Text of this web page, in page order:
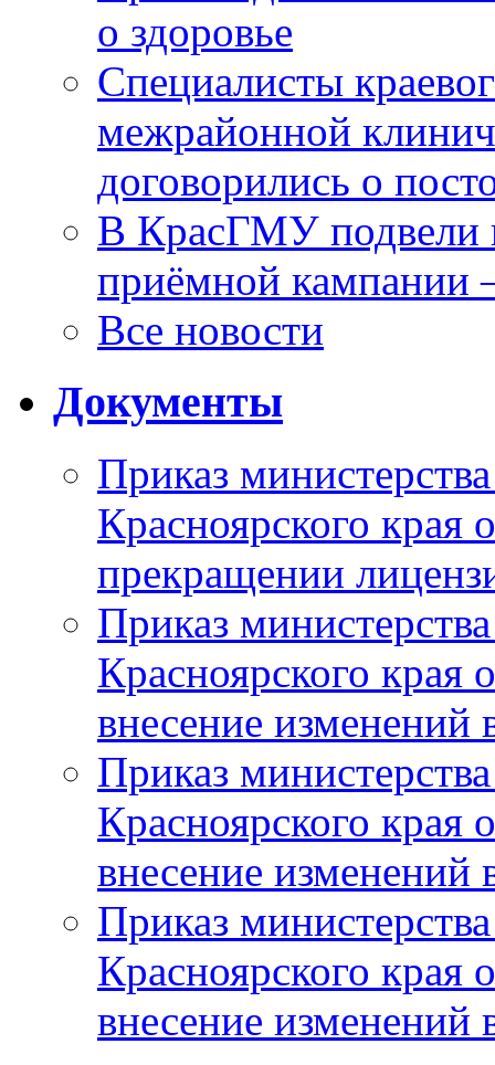
о здоровье
Специалисты
межрайонной
договорились о
В КрасГМУ подвели
приёмной кампании
Все новости
Документы
Приказ
Красноярского
прекращении
Приказ
Красноярского
внесение изменений
Приказ
Красноярского
внесение изменений
Приказ
Красноярского
внесение изменений